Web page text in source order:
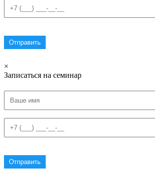
×
Записаться на семинар